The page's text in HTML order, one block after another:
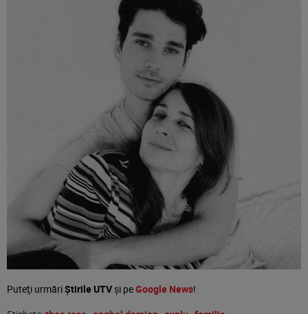
Puteţi urmăriȘtirile UTVşi peGoogle News!